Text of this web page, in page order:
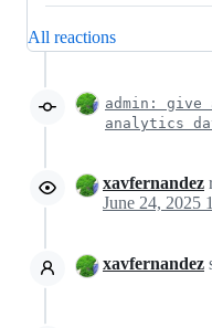
All reactions
admin: give
analytics
xavfernandez
xavfernandez